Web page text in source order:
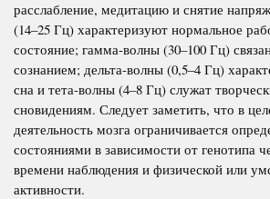
расслабление, медитацию и снятие
(14–25 Гц) характеризуют нормальное
состояние; гамма-волны (30–100 Гц)
сознанием; дельта-волны (0,5–4 Гц)
сна и тета-волны (4–8 Гц) служат
сновидениям. Следует заметить, что в
деятельность мозга ограничивается
состояниями в зависимости от генотипа
времени наблюдения и физической или
активности.